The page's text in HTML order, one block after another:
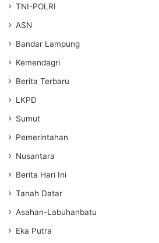
TNI-POLRI
ASN
Bandar Lampung
Kemendagri
Berita Terbaru
LKPD
Sumut
Pemerintahan
Nusantara
Berita Hari Ini
Tanah Datar
Asahan-Labuhanbatu
Eka Putra